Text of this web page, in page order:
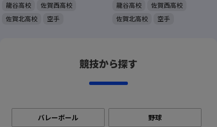
龍谷高校
佐賀西高校
佐賀北高校
空手
龍谷高校
佐賀西高校
佐賀北高校
空手
競技から探す
バレーボール 野球